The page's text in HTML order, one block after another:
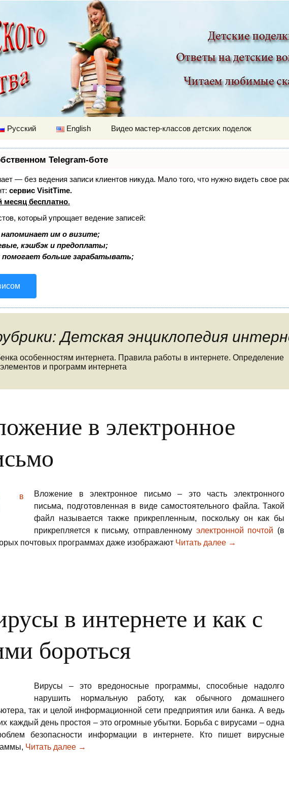
мир
Русский English Видео мастер-классов детских поделок
Telegram-боте
— без ведения записи клиентов никуда. Мало того, что нужно видеть свое
сервис VisitTime.
месяц бесплатно.
который упрощает ведение записей:
им о визите;
кэшбэк и предоплаты;
больше зарабатывать;
Детская энциклопедия
особенностям интернета. Правила работы в интернете. Определение
и программ интернета
в электронное
Вложение в электронное письмо – это часть электронного
письма, подготовленная в виде самостоятельного файла. Такой
файл называется также прикрепленным, поскольку он как бы
прикрепляется к письму, отправленному электронной почтой (в
почтовых программах даже изображают Читать далее Вложение в
→
в интернете и как с
бороться
Вирусы – это вредоносные программы, способные надолго
нарушить нормальную работу, как обычного домашнего
так и целой информационной сети предприятия или банка. А ведь
каждый день простоя – это огромные убытки. Борьба с вирусами – одна
безопасности информации в интернете. Кто пишет вирусные
Читать далее Вирусы в интернете и как с ними бороться
→